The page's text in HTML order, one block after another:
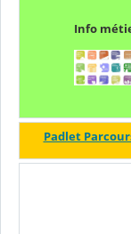
Info
Padlet